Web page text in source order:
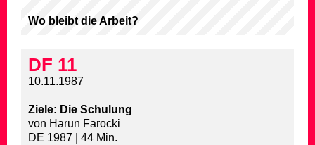
Wo bleibt die Arbeit?
DF 11
10.11.1987
Ziele: Die Schulung
von Harun Farocki
DE 1987 | 44 Min.